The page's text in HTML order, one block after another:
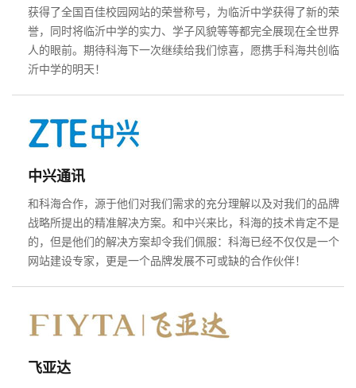
获得了全国百佳校园网站的荣誉称号，为临沂中学获得了新的荣
誉，同时将临沂中学的实力、学子风貌等等都完全展现在全世界
人的眼前。期待科海下一次继续给我们惊喜，愿携手科海共创临
沂中学的明天！
中兴通讯
和科海合作，源于他们对我们需求的充分理解以及对我们的品牌
战略所提出的精准解决方案。和中兴来比，科海的技术肯定不是
的，但是他们的解决方案却令我们佩服：科海已经不仅仅是一个
网站建设专家，更是一个品牌发展不可或缺的合作伙伴！
飞亚达